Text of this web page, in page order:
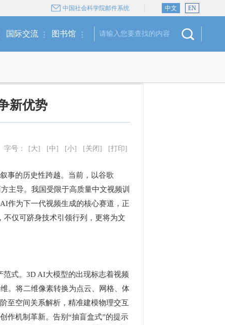
中国社会科学院邮件系统 中文 EN
国际交流 图书馆
新优势
字号： [大] [中] [小] [关闭] [打印]
事的历史性跨越。当前，以谷歌
主导。我国受限于高质量中文视频训
作为下一代视频生成的核心赛道，正
仅可跻身技术引领行列，更将为文
式。3D AI大模型的出现标志着视频
。将二维像素转换为点云、网格、体
至空间关系解析，精准建模物理交互
作机制革新。告别“抽盲盒式”的提示